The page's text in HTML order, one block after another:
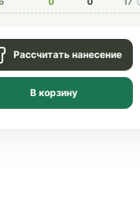
Рассчитать нанесение
В корзину